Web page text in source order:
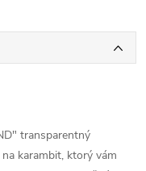
transparentný
karambit, ktorý vám